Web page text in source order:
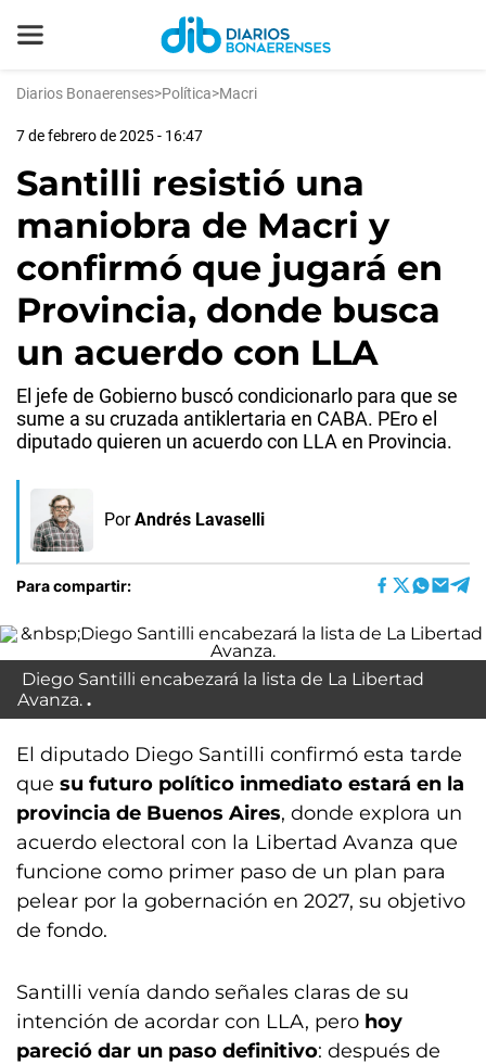
Diarios Bonaerenses>Política>Macri
7 de febrero de 2025 - 16:47
Santilli resistió una
maniobra de Macri y
confirmó que jugará en
Provincia, donde busca
un acuerdo con LLA
El jefe de Gobierno buscó condicionarlo para que se
sume a su cruzada antiklertaria en CABA. PEro el
diputado quieren un acuerdo con LLA en Provincia.
Por Andrés Lavaselli
Para compartir:
Diego Santilli encabezará la lista de La Libertad
Avanza.
El diputado Diego Santilli confirmó esta tarde
que su futuro político inmediato estará en la
provincia de Buenos Aires, donde explora un
acuerdo electoral con la Libertad Avanza que
funcione como primer paso de un plan para
pelear por la gobernación en 2027, su objetivo
de fondo.
Santilli venía dando señales claras de su
intención de acordar con LLA, pero hoy
pareció dar un paso definitivo: después de